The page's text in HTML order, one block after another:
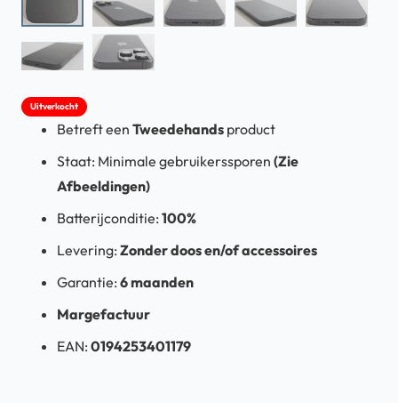
Uitverkocht
Betreft een Tweedehands product
Staat: Minimale gebruikerssporen (Zie
Afbeeldingen)
Batterijconditie: 100%
Levering: Zonder doos en/of accessoires
Garantie: 6 maanden
Margefactuur
EAN: 0194253401179